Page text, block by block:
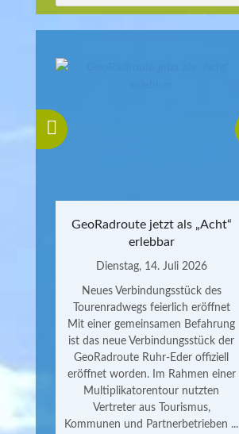
GeoRadroute jetzt als „Acht“
erlebbar
Dienstag, 14. Juli 2026
Neues Verbindungsstück des
Tourenradwegs feierlich eröffnet
Mit einer gemeinsamen Befahrung
ist das neue Verbindungsstück der
GeoRadroute Ruhr-Eder offiziell
eröffnet worden. Im Rahmen einer
Multiplikatorentour nutzten
Vertreter aus Tourismus,
Kommunen und Partnerbetrieben ...